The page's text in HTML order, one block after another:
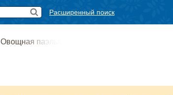
Расширенный поиск
Овощная паэлья